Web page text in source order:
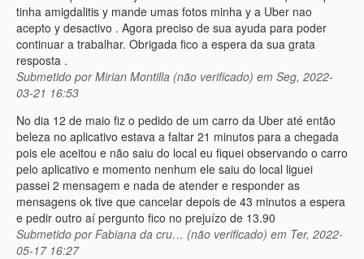
tinha amigdalitis y mande umas fotos minha y a Uber nao
acepto y desactivo . Agora preciso de sua ayuda para poder
continuar a trabalhar. Obrigada fico a espera da sua grata
resposta .
Submetido porMirian Montilla (não verificado) em Seg, 2022-
03-21 16:53
No dia 12 de maio fiz o pedido de um carro da Uber até então
beleza no aplicativo estava a faltar 21 minutos para a chegada
pois ele aceitou e não saiu do local eu fiquei observando o carro
pelo aplicativo e momento nenhum ele saiu do local liguei
passei 2 mensagem e nada de atender e responder as
mensagens ok tive que cancelar depois de 43 minutos a espera
e pedir outro aí pergunto fico no prejuízo de 13.90
Submetido porFabiana da cru… (não verificado) em Ter, 2022-
05-17 16:27